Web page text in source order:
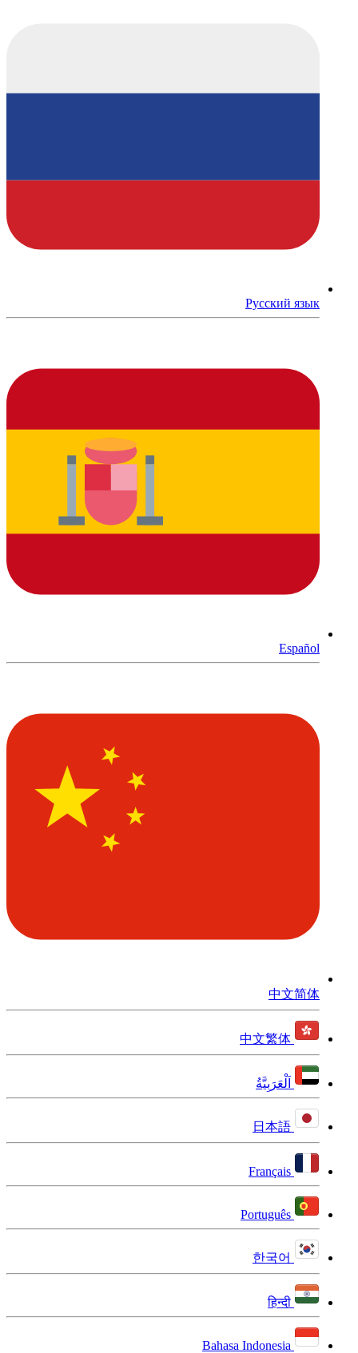
Русский язык
Español
中文简体
中文繁体
اَلْعَرَبِيَّةُ
日本語
Français
Português
한국어
हिन्दी
Bahasa Indonesia